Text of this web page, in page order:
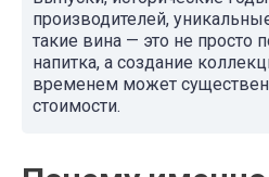
производителей,
такие вина — это не просто
напитка, а создание
временем может
стоимости.